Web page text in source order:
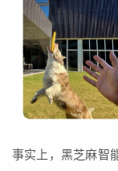
事实上，黑芝麻智